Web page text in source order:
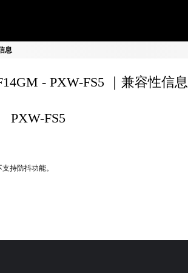
息
- PXW-FS5 ｜兼容性信息
PXW-FS5
持防抖功能。